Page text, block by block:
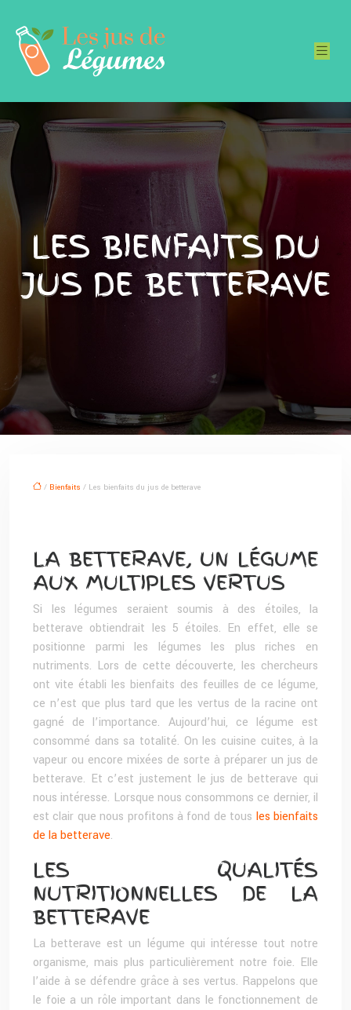
LES BIENFAITS DU
JUS DE BETTERAVE
/ Bienfaits / Les bienfaits du jus de betterave
LA BETTERAVE, UN LÉGUME
AUX MULTIPLES VERTUS
Si les légumes seraient soumis à des étoiles, la
betterave obtiendrait les 5 étoiles. En effet, elle se
positionne parmi les légumes les plus riches en
nutriments. Lors de cette découverte, les chercheurs
ont vite établi les bienfaits des feuilles de ce légume,
ce n’est que plus tard que les vertus de la racine ont
gagné de l’importance. Aujourd’hui, ce légume est
consommé dans sa totalité. On les cuisine cuites, à la
vapeur ou encore mixées de sorte à préparer un jus de
betterave. Et c’est justement le jus de betterave qui
nous intéresse. Lorsque nous consommons ce dernier, il
est clair que nous profitons à fond de tous les bienfaits
de la betterave.
LES QUALITÉS
NUTRITIONNELLES DE LA
BETTERAVE
La betterave est un légume qui intéresse tout notre
organisme, mais plus particulièrement notre foie. Elle
l’aide à se défendre grâce à ses vertus. Rappelons que
le foie a un rôle important dans le fonctionnement de